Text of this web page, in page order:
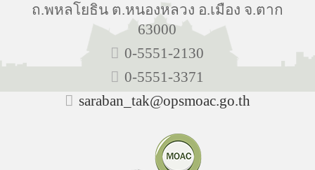
ถ.พหลโยธิน ต.หนองหลวง อ.เมือง จ.ตาก
63000
0-5551-2130
0-5551-3371
saraban_tak@opsmoac.go.th